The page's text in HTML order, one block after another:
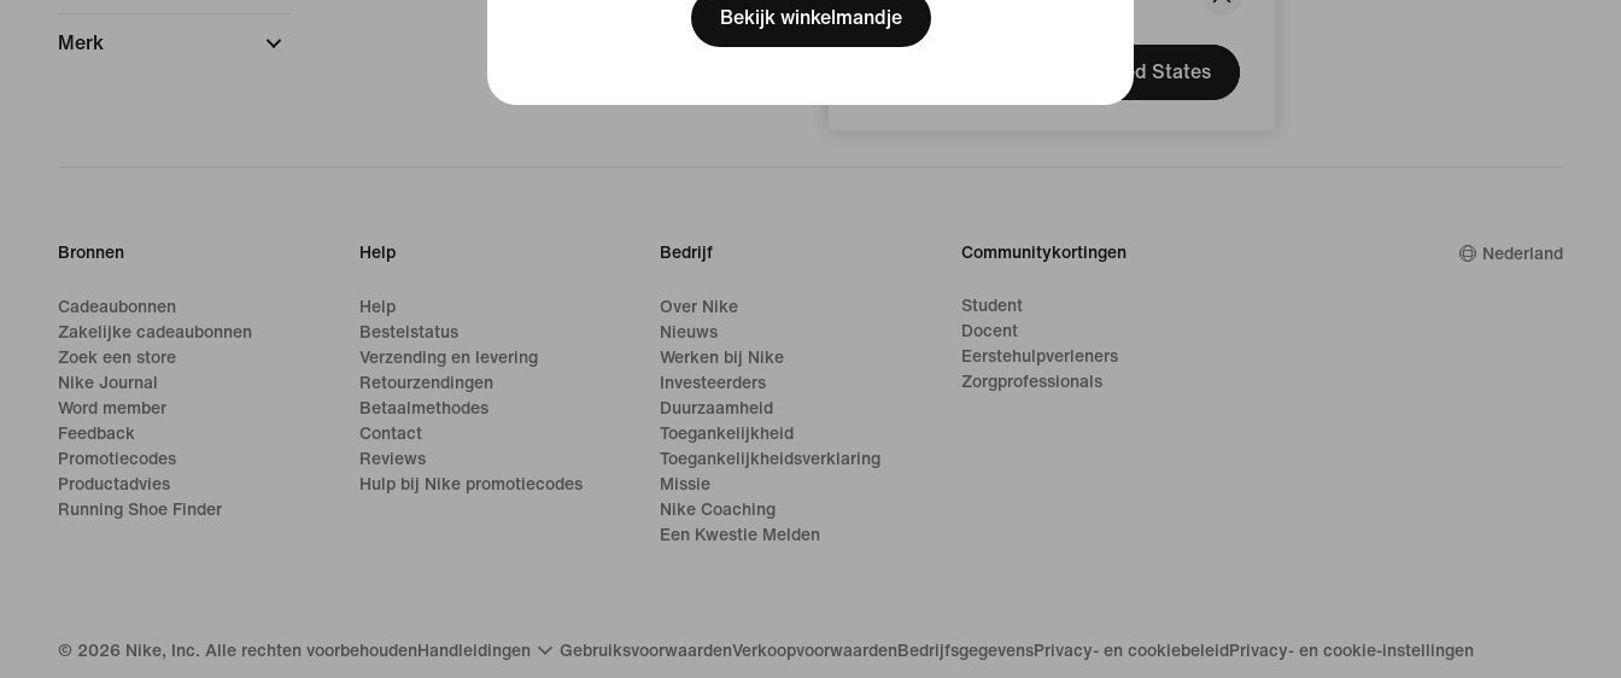
Update your location?
United States
Bekijk winkelmandje
Merk
Bronnen
Cadeaubonnen
Zakelijke cadeaubonnen
Zoek een store
Nike Journal
Word member
Feedback
Promotiecodes
Productadvies
Running Shoe Finder
Help
Help
Bestelstatus
Verzending en levering
Retourzendingen
Betaalmethodes
Contact
Reviews
Hulp bij Nike promotiecodes
Bedrijf
Over Nike
Nieuws
Werken bij Nike
Investeerders
Duurzaamheid
Toegankelijkheid
Toegankelijkheidsverklaring
Missie
Nike Coaching
Een Kwestie Melden
Communitykortingen
Student
Docent
Eerstehulpverleners
Zorgprofessionals
Nederland
© 2026 Nike, Inc. Alle rechten voorbehoudenHandleidingen GebruiksvoorwaardenVerkoopvoorwaardenBedrijfsgegevensPrivacy- en cookiebeleidPrivacy- en cookie-instellingen